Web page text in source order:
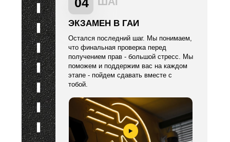
Остался последний шаг. Мы понимаем,
что финальная проверка перед
получением прав - большой стресс. Мы
поможем и поддержим вас на каждом
этапе - пойдем сдавать вместе с
тобой.
ЭКЗАМЕН В ГАИ